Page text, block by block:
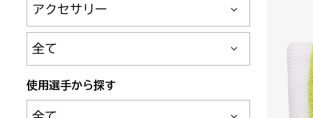
サブカテゴリ
使用選手から探す